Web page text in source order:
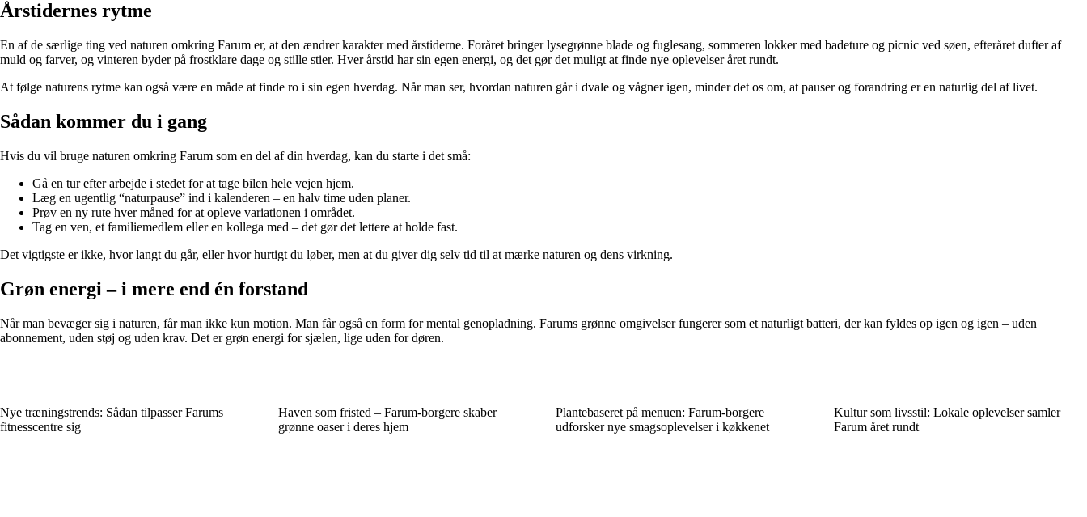
Årstidernes rytme
En af de særlige ting ved naturen omkring Farum er, at den ændrer karakter med årstiderne. Foråret bringer lysegrønne blade og fuglesang, sommeren lokker med badeture og picnic ved søen, efteråret dufter af
muld og farver, og vinteren byder på frostklare dage og stille stier. Hver årstid har sin egen energi, og det gør det muligt at finde nye oplevelser året rundt.
At følge naturens rytme kan også være en måde at finde ro i sin egen hverdag. Når man ser, hvordan naturen går i dvale og vågner igen, minder det os om, at pauser og forandring er en naturlig del af livet.
Sådan kommer du i gang
Hvis du vil bruge naturen omkring Farum som en del af din hverdag, kan du starte i det små:
Gå en tur efter arbejde i stedet for at tage bilen hele vejen hjem.
Læg en ugentlig “naturpause” ind i kalenderen – en halv time uden planer.
Prøv en ny rute hver måned for at opleve variationen i området.
Tag en ven, et familiemedlem eller en kollega med – det gør det lettere at holde fast.
Det vigtigste er ikke, hvor langt du går, eller hvor hurtigt du løber, men at du giver dig selv tid til at mærke naturen og dens virkning.
Grøn energi – i mere end én forstand
Når man bevæger sig i naturen, får man ikke kun motion. Man får også en form for mental genopladning. Farums grønne omgivelser fungerer som et naturligt batteri, der kan fyldes op igen og igen – uden
abonnement, uden støj og uden krav. Det er grøn energi for sjælen, lige uden for døren.
Nye træningstrends: Sådan tilpasser Farums
fitnesscentre sig
Haven som fristed – Farum-borgere skaber
grønne oaser i deres hjem
Plantebaseret på menuen: Farum-borgere
udforsker nye smagsoplevelser i køkkenet
Kultur som livsstil: Lokale oplevelser samler
Farum året rundt